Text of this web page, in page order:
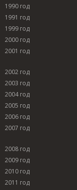
1990 год
1991 год
1999 год
2000 год
2001 год
2002 год
2003 год
2004 год
2005 год
2006 год
2007 год
2008 год
2009 год
2010 год
2011 год